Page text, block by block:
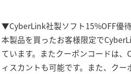
▼CyberLink社製ソフト15%OFF優
本製品を買ったお客様限定で
ています。またクーポンコードは
ィスカントも可能です。また、ク